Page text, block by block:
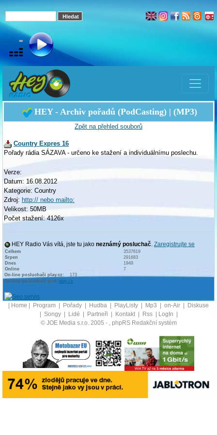
HEY - Archiv pořadů (PodCasting) | (MP3)
Zpět na přehled souborů
Country Expres 16
Pořady rádia SÁZAVA - určeno ke stažení a individuálnímu poslechu.
Verze:
Datum: 16.08.2012
Kategorie: Country
Zdroj: http:// nebo mailto:
Velikost: 50MB
Počet stažení: 4126x
HEY Radio Vás vítá, jste tu jako neznámý posluchač. Zaregistrujte se
Celkem
3537619
Srpen
291683
Dnes
1949
Online
7
On-line posluchači play.cz:
173
On-line posluchači graf: play.cz
Home Program Pořady Hudba PlayListy Mp3 on-Air
Diskuse
Songy Lidé Partneři Kontakt Rss LogIn
© JOE Media s.r.o. 2005 - , phpRS Redakční systém